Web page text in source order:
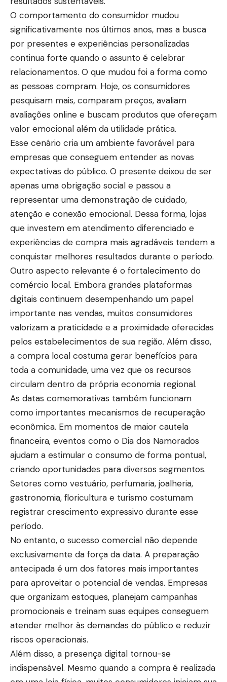
O comportamento do consumidor mudou
significativamente nos últimos anos, mas a busca
por presentes e experiências personalizadas
continua forte quando o assunto é celebrar
relacionamentos. O que mudou foi a forma como
as pessoas compram. Hoje, os consumidores
pesquisam mais, comparam preços, avaliam
avaliações online e buscam produtos que ofereçam
valor emocional além da utilidade prática.
Esse cenário cria um ambiente favorável para
empresas que conseguem entender as novas
expectativas do público. O presente deixou de ser
apenas uma obrigação social e passou a
representar uma demonstração de cuidado,
atenção e conexão emocional. Dessa forma, lojas
que investem em atendimento diferenciado e
experiências de compra mais agradáveis tendem a
conquistar melhores resultados durante o período.
Outro aspecto relevante é o fortalecimento do
comércio local. Embora grandes plataformas
digitais continuem desempenhando um papel
importante nas vendas, muitos consumidores
valorizam a praticidade e a proximidade oferecidas
pelos estabelecimentos de sua região. Além disso,
a compra local costuma gerar benefícios para
toda a comunidade, uma vez que os recursos
circulam dentro da própria economia regional.
As datas comemorativas também funcionam
como importantes mecanismos de recuperação
econômica. Em momentos de maior cautela
financeira, eventos como o Dia dos Namorados
ajudam a estimular o consumo de forma pontual,
criando oportunidades para diversos segmentos.
Setores como vestuário, perfumaria, joalheria,
gastronomia, floricultura e turismo costumam
registrar crescimento expressivo durante esse
período.
No entanto, o sucesso comercial não depende
exclusivamente da força da data. A preparação
antecipada é um dos fatores mais importantes
para aproveitar o potencial de vendas. Empresas
que organizam estoques, planejam campanhas
promocionais e treinam suas equipes conseguem
atender melhor às demandas do público e reduzir
riscos operacionais.
Além disso, a presença digital tornou-se
indispensável. Mesmo quando a compra é realizada